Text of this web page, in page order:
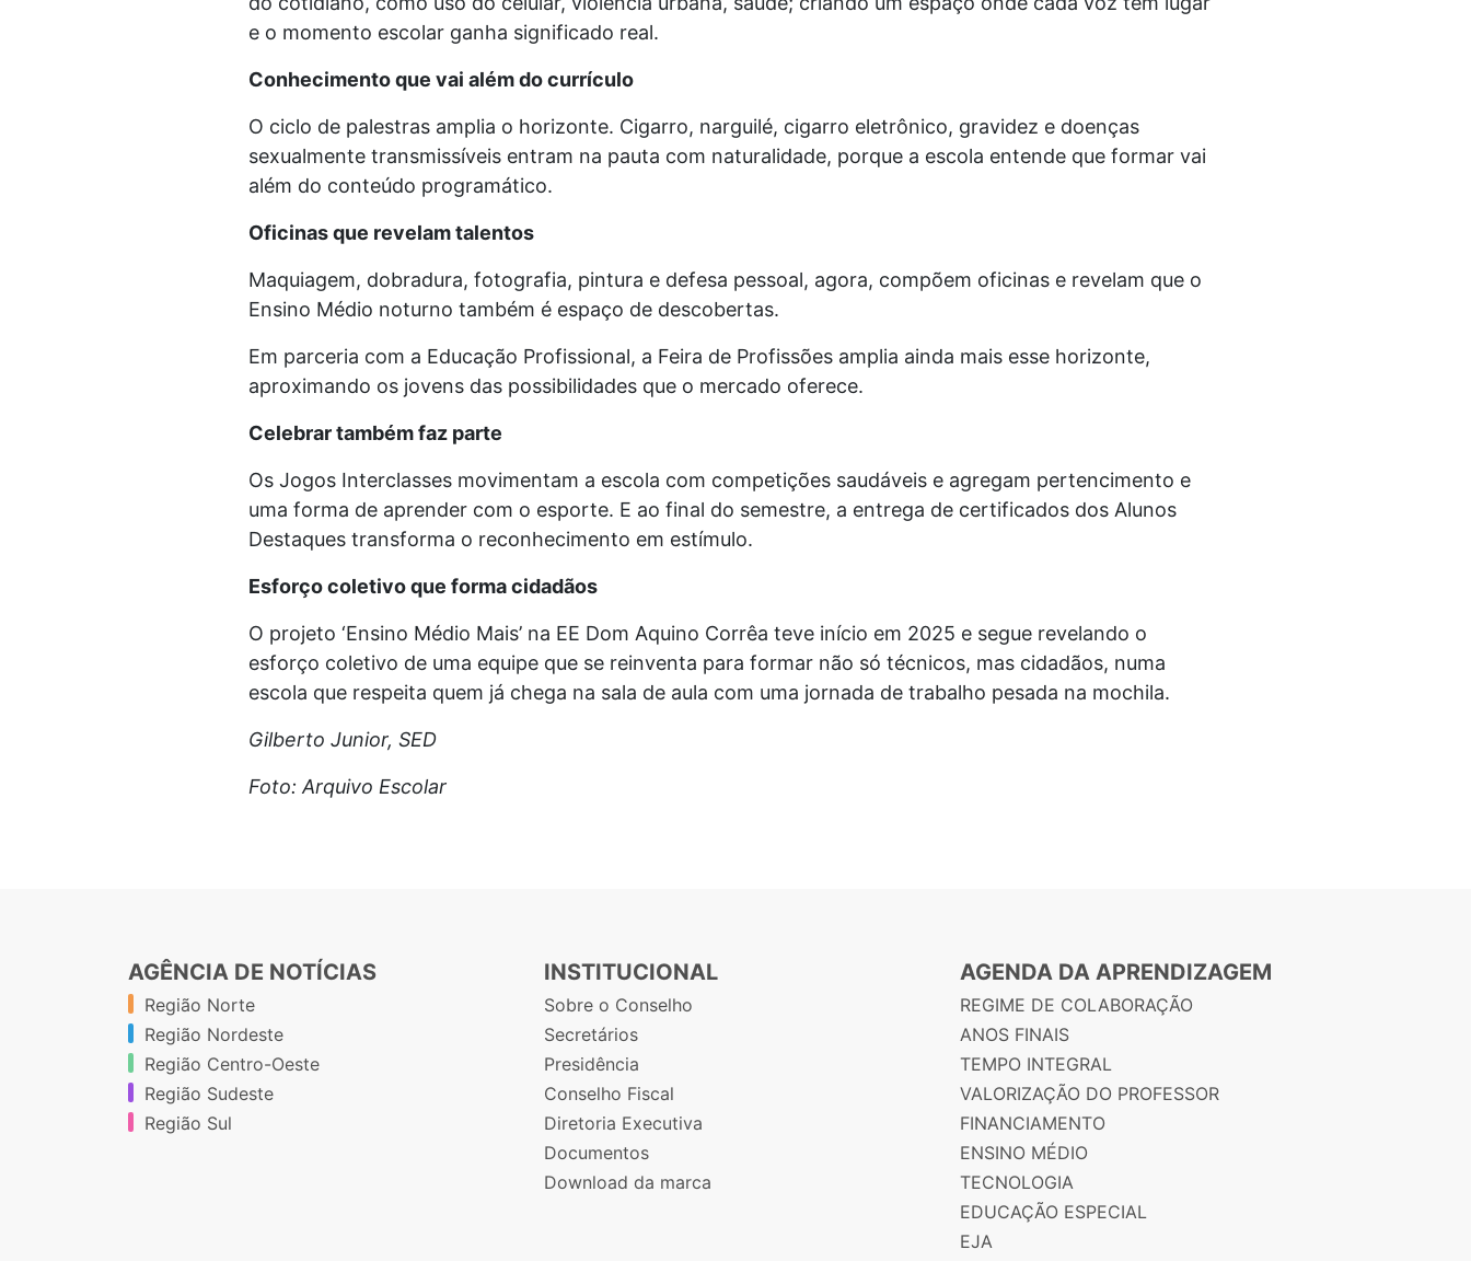
e o momento escolar ganha significado real.
Conhecimento que vai além do currículo
O ciclo de palestras amplia o horizonte. Cigarro, narguilé, cigarro eletrônico, gravidez e doenças
sexualmente transmissíveis entram na pauta com naturalidade, porque a escola entende que formar vai
além do conteúdo programático.
Oficinas que revelam talentos
Maquiagem, dobradura, fotografia, pintura e defesa pessoal, agora, compõem oficinas e revelam que o
Ensino Médio noturno também é espaço de descobertas.
Em parceria com a Educação Profissional, a Feira de Profissões amplia ainda mais esse horizonte,
aproximando os jovens das possibilidades que o mercado oferece.
Celebrar também faz parte
Os Jogos Interclasses movimentam a escola com competições saudáveis e agregam pertencimento e
uma forma de aprender com o esporte. E ao final do semestre, a entrega de certificados dos Alunos
Destaques transforma o reconhecimento em estímulo.
Esforço coletivo que forma cidadãos
O projeto ‘Ensino Médio Mais’ na EE Dom Aquino Corrêa teve início em 2025 e segue revelando o
esforço coletivo de uma equipe que se reinventa para formar não só técnicos, mas cidadãos, numa
escola que respeita quem já chega na sala de aula com uma jornada de trabalho pesada na mochila.
Gilberto Junior, SED
Foto: Arquivo Escolar
AGÊNCIA DE NOTÍCIAS
Região Norte
Região Nordeste
Região Centro-Oeste
Região Sudeste
Região Sul
INSTITUCIONAL
Sobre o Conselho
Secretários
Presidência
Conselho Fiscal
Diretoria Executiva
Documentos
Download da marca
AGENDA DA APRENDIZAGEM
REGIME DE COLABORAÇÃO
ANOS FINAIS
TEMPO INTEGRAL
VALORIZAÇÃO DO PROFESSOR
FINANCIAMENTO
ENSINO MÉDIO
TECNOLOGIA
EDUCAÇÃO ESPECIAL
EJA